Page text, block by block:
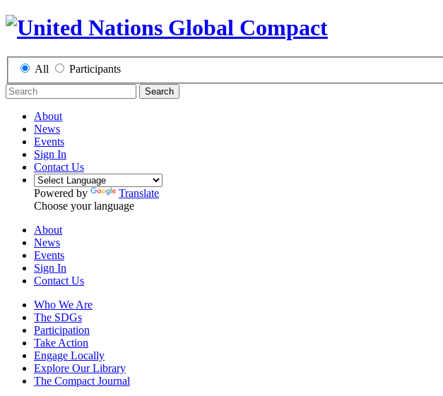
All Participants
Search
About
News
Events
Sign In
Contact Us
Powered by
Translate
Choose your language
About
News
Events
Sign In
Contact Us
Who We Are
The SDGs
Participation
Take Action
Engage Locally
Explore Our Library
The Compact Journal